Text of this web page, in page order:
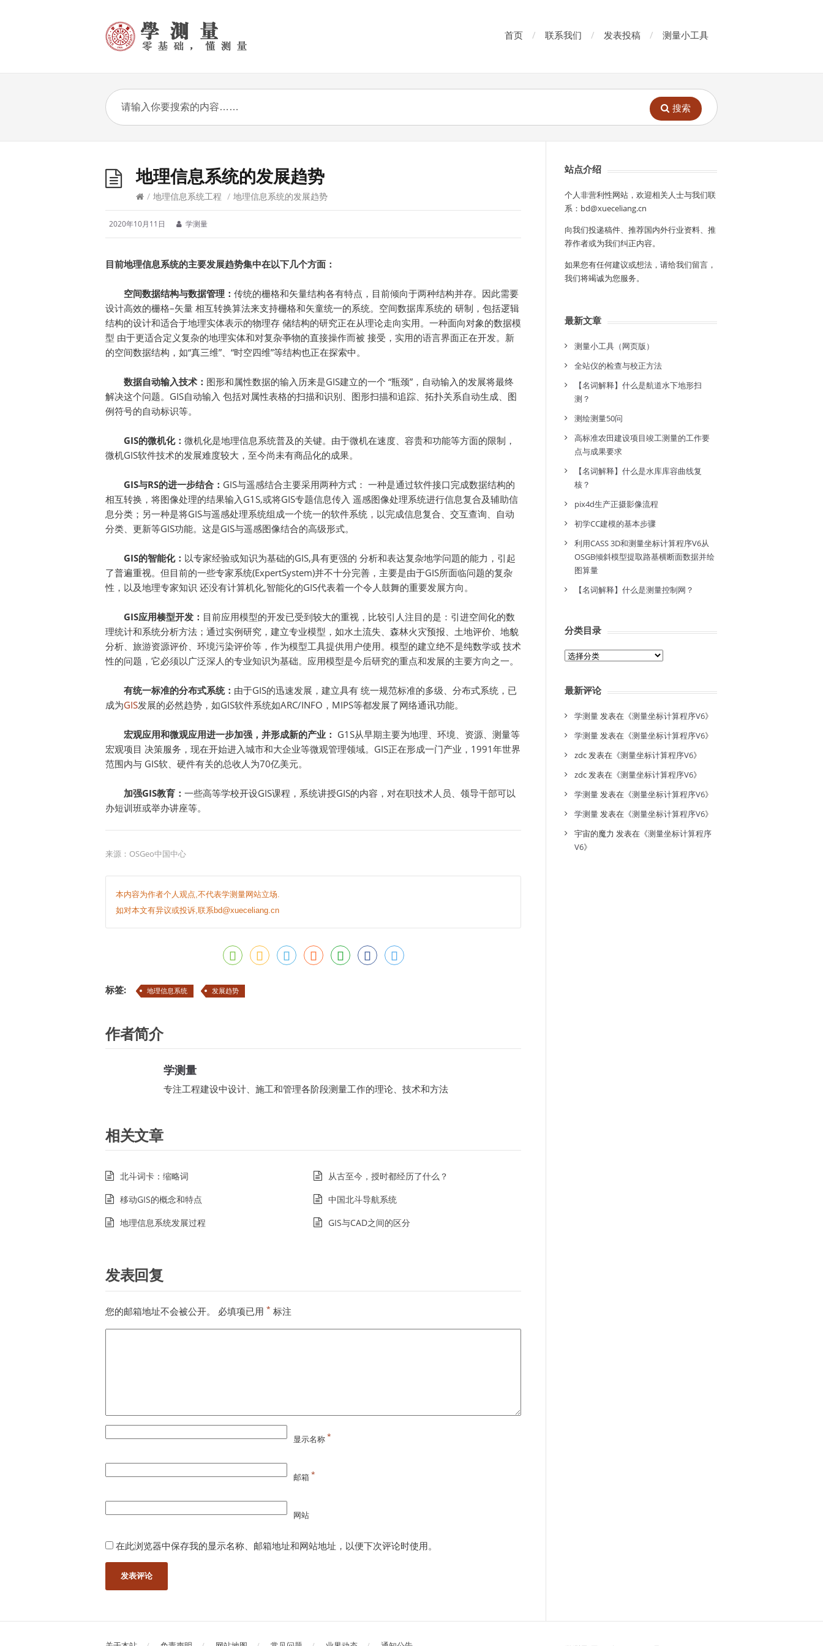
首页 联系我们 发表投稿 测量小工具
搜索
地理信息系统的发展趋势
/ 地理信息系统工程 / 地理信息系统的发展趋势
2020年10月11日 学测量
目前地理信息系统的主要发展趋势集中在以下几个方面：
空间数据结构与数据管理： 传统的栅格和矢量结构各有特点，目前倾向于两种结构并存。因此需要
设计高效的栅格–矢量 相互转换算法来支持栅格和矢童统一的系统。空间数据库系统的 研制，包括逻辑
结构的设计和适合于地理实体表示的物理存 储结构的研究正在从理论走向实用。一种面向对象的数据模
型 由于更适合定义复杂的地理实体和对复杂亊物的直接操作而被 接受，实用的语言界面正在开发。新
的空间数据结构，如“真三维”、“时空四维”等结构也正在探索中。
数据自动输入技术： 图形和属性数据的输入历来是GIS建立的一个 “瓶颈”，自动输入的发展将最终
解决这个问题。GIS自动输入 包括对属性表格的扫描和识别、图形扫描和追踪、拓扑关系自动生成、图
例符号的自动标识等。
GIS的微机化： 微机化是地理信息系统普及的关键。由于微机在速度、容贵和功能等方面的限制，
微机GIS软件技术的发展难度较大，至今尚未有商品化的成果。
GIS与RS的进一步结合： GIS与遥感结合主要采用两种方式： 一种是通过软件接口完成数据结构的
相互转换，将图像处理的结果输入G1S,或将GIS专题信息传入 遥感图像处理系统进行信息复合及辅助信
息分类；另一种是将GIS与遥感处理系统组成一个统一的软件系统，以完成信息复合、交互查询、自动
分类、更新等GIS功能。这是GIS与遥感图像结合的高级形式。
GIS的智能化： 以专家经验或知识为基础的GIS,具有更强的 分析和表达复杂地学问題的能力，引起
了普遍重视。但目前的一些专家系统(ExpertSystem)并不十分完善，主要是由于GIS所面临问题的复杂
性，以及地理专家知识 还没有计算机化,智能化的GIS代表着一个令人鼓舞的重要发展方向。
GIS应用楱型开发： 目前应用模型的开发已受到较大的重视，比较引人注目的是：引进空间化的数
理统计和系统分析方法；通过实例研究，建立专业模型，如水土流失、森林火灾预报、土地评价、地貌
分析、旅游资源评价、环境污染评价等，作为模型工具提供用户使用。模型的建立绝不是纯数学或 技术
性的问题，它必须以广泛深人的专业知识为基础。应用模型是今后研究的重点和发展的主要方向之一。
有统一标准的分布式系统： 由于GIS的迅速发展，建立具有 统一规范标准的多级、分布式系统，已
成为GIS发展的必然趋势，如GIS软件系统如ARC/INFO，MIPS等都发展了网络通讯功能。
宏观应用和微观应用进一步加强，并形成新的产业： G1S从早期主要为地理、环境、资源、测量等
宏观项目 决策服务，现在开始进入城市和大企业等微观管理领域。GIS正在形成一门产业，1991年世界
范围内与 GIS软、硬件有关的总收人为70亿美元。
加强GIS教育： 一些高等学校开设GIS课程，系统讲授GIS的内容，对在职技术人员、领导干部可以
办短训班或举办讲座等。
来源： OSGeo中国中心
本内容为作者个人观点,不代表学测量网站立场.
如对本文有异议或投诉,联系bd@xueceliang.cn
标签: 地理信息系统 发展趋势
作者简介
学测量
专注工程建设中设计、施工和管理各阶段测量工作的理论、技术和方法
相关文章
北斗词卡：缩略词
从古至今，授时都经历了什么？
移动GIS的概念和特点
中国北斗导航系统
地理信息系统发展过程
GIS与CAD之间的区分
发表回复
您的邮箱地址不会被公开。 必填项已用 * 标注
显示名称*
邮箱*
网站
在此浏览器中保存我的显示名称、邮箱地址和网站地址，以便下次评论时使用。
站点介绍
个人非营利性网站，欢迎相关人士与我们联
系：bd@xueceliang.cn
向我们投递稿件、推荐国内外行业资料、推
荐作者或为我们纠正内容。
如果您有任何建议或想法，请给我们留言，
我们将竭诚为您服务。
最新文章
测量小工具（网页版）
全站仪的检查与校正方法
【名词解释】什么是航道水下地形扫
测？
测绘测量50问
高标准农田建设项目竣工测量的工作要
点与成果要求
【名词解释】什么是水库库容曲线复
核？
pix4d生产正摄影像流程
初学CC建模的基本步骤
利用CASS 3D和测量坐标计算程序V6从
OSGB倾斜模型提取路基横断面数据并绘
图算量
【名词解释】什么是测量控制网？
分类目录
分
录
最新评论
学测量发表在《测量坐标计算程序V6》
学测量发表在《测量坐标计算程序V6》
zdc发表在《测量坐标计算程序V6》
zdc发表在《测量坐标计算程序V6》
学测量发表在《测量坐标计算程序V6》
学测量发表在《测量坐标计算程序V6》
宇宙的魔力 发表在《测量坐标计算程序
V6》